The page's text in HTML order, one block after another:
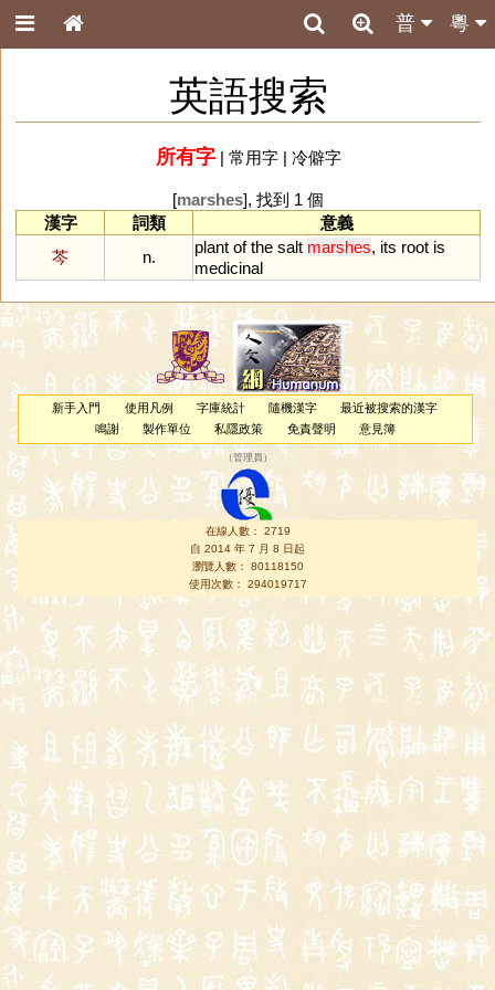
粵
普
英語搜索
所有字| 常用字| 冷僻字
[marshes], 找到 1 個
漢字
詞類
意義
芩
n.
plant of the salt marshes, its root is
medicinal
新手入門 使用凡例 字庫統計 隨機漢字
最近被搜索的漢字
鳴謝
製作單位 私隱政策 免責聲明 意見簿
（管理員 ）
在線人數： 2719
自 2014 年 7 月 8 日起
瀏覽人數： 80118150
使用次數： 294019717